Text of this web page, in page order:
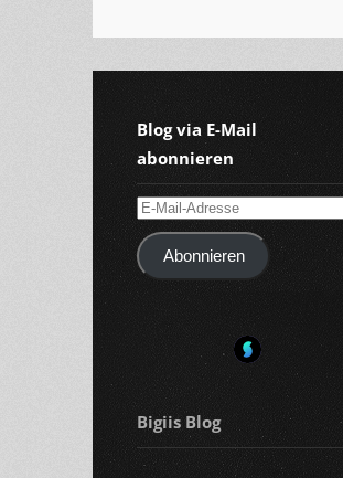
Blog via E-Mail
abonnieren
E-
Mail-
AdresseAbonnieren
Bigiis Blog